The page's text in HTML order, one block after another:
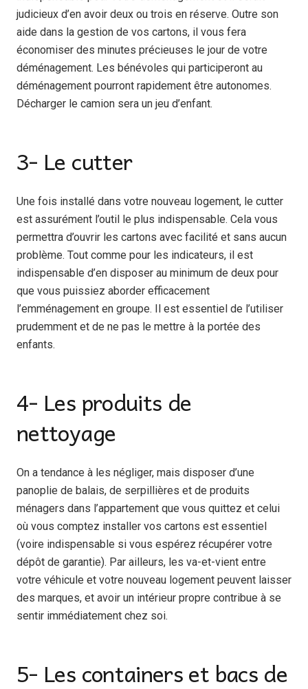
judicieux d’en avoir deux ou trois en réserve. Outre son
aide dans la gestion de vos cartons, il vous fera
économiser des minutes précieuses le jour de votre
déménagement. Les bénévoles qui participeront au
déménagement pourront rapidement être autonomes.
Décharger le camion sera un jeu d’enfant.
3- Le cutter
Une fois installé dans votre nouveau logement, le cutter
est assurément l’outil le plus indispensable. Cela vous
permettra d’ouvrir les cartons avec facilité et sans aucun
problème. Tout comme pour les indicateurs, il est
indispensable d’en disposer au minimum de deux pour
que vous puissiez aborder efficacement
l’emménagement en groupe. Il est essentiel de l’utiliser
prudemment et de ne pas le mettre à la portée des
enfants.
4- Les produits de
nettoyage
On a tendance à les négliger, mais disposer d’une
panoplie de balais, de serpillières et de produits
ménagers dans l’appartement que vous quittez et celui
où vous comptez installer vos cartons est essentiel
(voire indispensable si vous espérez récupérer votre
dépôt de garantie). Par ailleurs, les va-et-vient entre
votre véhicule et votre nouveau logement peuvent laisser
des marques, et avoir un intérieur propre contribue à se
sentir immédiatement chez soi.
5- Les containers et bacs de